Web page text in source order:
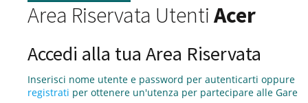
Area Riservata Utenti Acer
Accedi alla tua Area Riservata
Inserisci nome utente e password per autenticarti oppure
registrati per ottenere un'utenza per partecipare alle Gare